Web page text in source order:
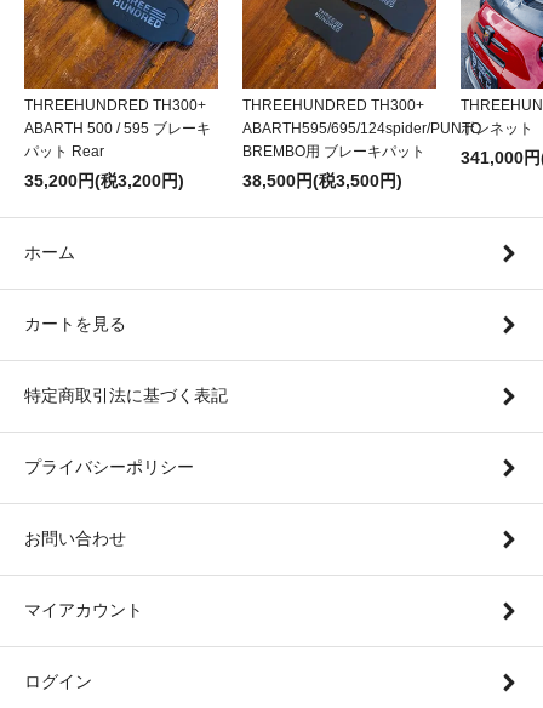
THREEHUNDRED TH300+
ABARTH 500 / 595 ブレーキ
パット Rear
35,200円(税3,200円)
THREEHUNDRED TH300+
ABARTH595/695/124spider/PUNTO
BREMBO用 ブレーキパット
38,500円(税3,500円)
ボンネット
341,000
ホーム
カートを見る
特定商取引法に基づく表記
プライバシーポリシー
お問い合わせ
マイアカウント
ログイン